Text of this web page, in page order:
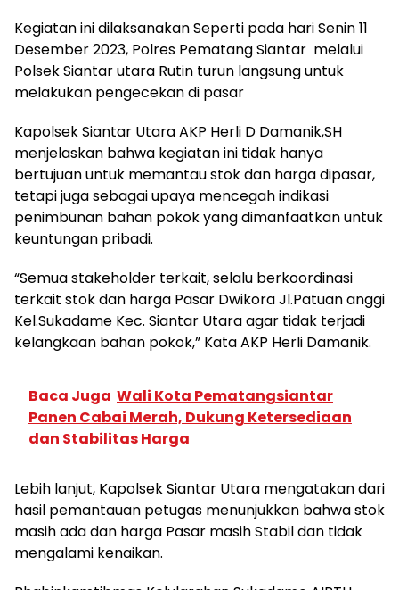
Kegiatan ini dilaksanakan Seperti pada hari Senin 11
Desember 2023, Polres Pematang Siantar melalui
Polsek Siantar utara Rutin turun langsung untuk
melakukan pengecekan di pasar
Kapolsek Siantar Utara AKP Herli D Damanik,SH
menjelaskan bahwa kegiatan ini tidak hanya
bertujuan untuk memantau stok dan harga dipasar,
tetapi juga sebagai upaya mencegah indikasi
penimbunan bahan pokok yang dimanfaatkan untuk
keuntungan pribadi.
“Semua stakeholder terkait, selalu berkoordinasi
terkait stok dan harga Pasar Dwikora Jl.Patuan anggi
Kel.Sukadame Kec. Siantar Utara agar tidak terjadi
kelangkaan bahan pokok,” Kata AKP Herli Damanik.
Baca Juga Wali Kota Pematangsiantar
Panen Cabai Merah, Dukung Ketersediaan
dan Stabilitas Harga
Lebih lanjut, Kapolsek Siantar Utara mengatakan dari
hasil pemantauan petugas menunjukkan bahwa stok
masih ada dan harga Pasar masih Stabil dan tidak
mengalami kenaikan.